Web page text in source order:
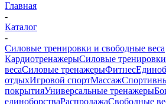
Главная
-
Каталог
-
Силовые тренировки и свободные веса
КардиотренажерыСиловые
весаСиловые тренажерыФитнес
отдыхИгровой спортМассаж
покрытияУниверсальные тренажеры
единоборстваРаспродажаСвободные